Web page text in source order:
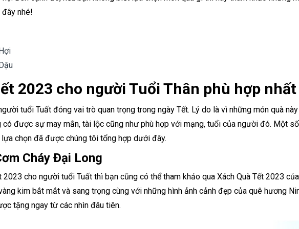
nhé!
2023 cho người Tuổi Thân phù hợp nhất
tuổi Tuất đóng vai trò quan trọng trong ngày Tết. Lý do là vì những món quà
được sự may mắn, tài lộc cũng như phù hợp với mạng, tuổi của người đó. Một
chọn đã được chúng tôi tổng hợp dưới đây.
Cháy Đại Long
2023 cho người tuổi Tuất thì bạn cũng có thể tham khảo qua Xách Quà Tết 2023
kim bắt mắt và sang trọng cùng với những hình ảnh cảnh đẹp của quê hương
tặng ngay từ các nhìn đâu tiên.